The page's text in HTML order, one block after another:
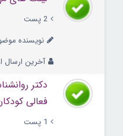
2 پست
نویسنده
آخرین ارسال
دکتر
فعالی
1 پست